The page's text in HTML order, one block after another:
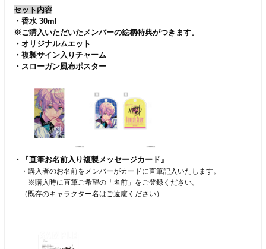
セット内容
・香水 30ml
※ご購入いただいたメンバーの絵柄特典がつきます。
・オリジナルムエット
・複製サイン入りチャーム
・スローガン風布ポスター
・『直筆お名前入り複製メッセージカード』
・購入者のお名前をメンバーがカードに直筆記入いたします。
※購入時に直筆ご希望の「名前」をご登録ください。
（既存のキャラクター名はご遠慮ください）